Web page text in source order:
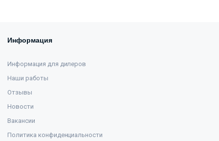
Информация
Информация для дилеров
Наши работы
Отзывы
Новости
Вакансии
Политика конфиденциальности